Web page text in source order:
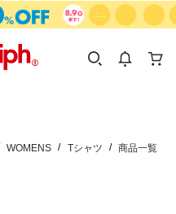
WOMENS Tシャツ 商品一覧